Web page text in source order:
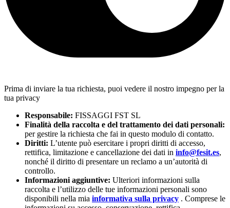
Prima di inviare la tua richiesta, puoi vedere il nostro impegno per la
tua privacy
Responsabile: FISSAGGI FST SL
Finalità della raccolta e del trattamento dei dati personali:
per gestire la richiesta che fai in questo modulo di contatto.
Diritti: L’utente può esercitare i propri diritti di accesso,
rettifica, limitazione e cancellazione dei dati in info@fesit.es,
nonché il diritto di presentare un reclamo a un’autorità di
controllo.
Informazioni aggiuntive: Ulteriori informazioni sulla
raccolta e l’utilizzo delle tue informazioni personali sono
disponibili nella mia informativa sulla privacy . Comprese le